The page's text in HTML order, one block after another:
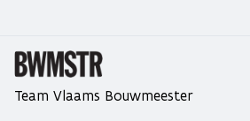
Team Vlaams Bouwmeester